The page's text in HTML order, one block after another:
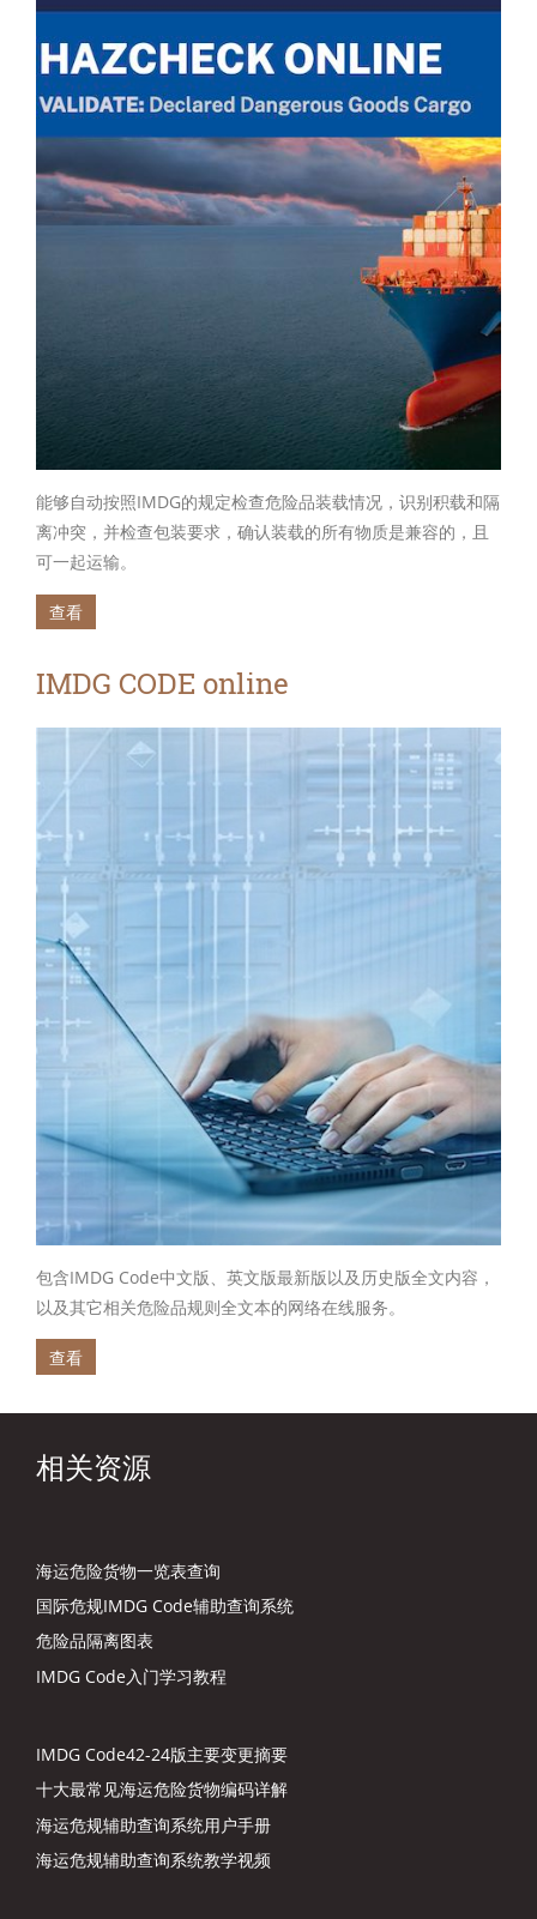
能够自动按照IMDG的规定检查危险品装载情况，识别积载和隔
离冲突，并检查包装要求，确认装载的所有物质是兼容的，且
可一起运输。
查看
IMDG CODE online
包含IMDG Code中文版、英文版最新版以及历史版全文内容，
以及其它相关危险品规则全文本的网络在线服务。
查看
相关资源
海运危险货物一览表查询
国际危规IMDG Code辅助查询系统
危险品隔离图表
IMDG Code入门学习教程
IMDG Code42-24版主要变更摘要
十大最常见海运危险货物编码详解
海运危规辅助查询系统用户手册
海运危规辅助查询系统教学视频